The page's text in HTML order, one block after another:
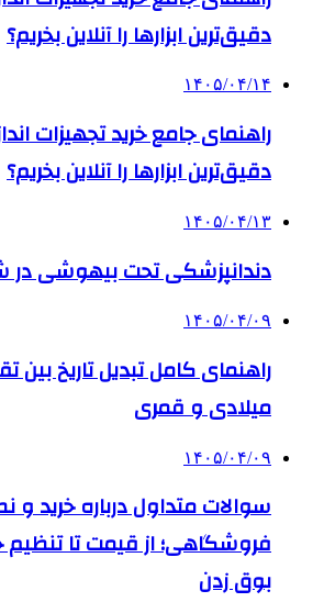
دقیق‌ترین ابزارها را آنلاین بخریم؟
۱۴۰۵/۰۴/۱۴
راهنمای جامع خرید تجهیزات
دقیق‌ترین ابزارها را آنلاین بخریم؟
۱۴۰۵/۰۴/۱۳
دندانپزشکی تحت بیهوشی در
۱۴۰۵/۰۴/۰۹
راهنمای کامل تبدیل تاریخ
میلادی و قمری
۱۴۰۵/۰۴/۰۹
سوالات متداول درباره خرید
فروشگاهی؛ از قیمت تا
بوق زدن